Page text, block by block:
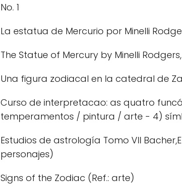
No. 1
La estatua de Mercurio por Minelli
The Statue of Mercury by Minelli
Una figura zodiacal en la catedral de
Curso de interpretacao: as quatro
temperamentos / pintura / arte - 4)
Estudios de astrología Tomo VII
personajes)
Signs of the Zodiac (Ref.: arte)